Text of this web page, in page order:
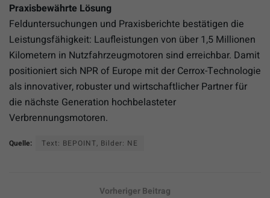
Praxisbewährte Lösung
Felduntersuchungen und Praxisberichte bestätigen die
Leistungsfähigkeit: Laufleistungen von über 1,5 Millionen
Kilometern in Nutzfahrzeugmotoren sind erreichbar. Damit
positioniert sich NPR of Europe mit der Cerrox-Technologie
als innovativer, robuster und wirtschaftlicher Partner für
die nächste Generation hochbelasteter
Verbrennungsmotoren.
Quelle: Text: BEPOINT, Bilder: NE
Vorheriger Beitrag